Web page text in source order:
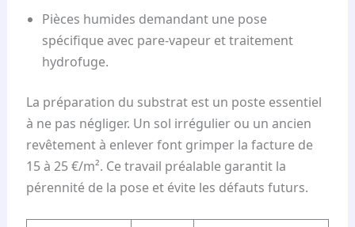
Pièces humides demandant une pose
spécifique avec pare-vapeur et traitement
hydrofuge.
La préparation du substrat est un poste essentiel
à ne pas négliger. Un sol irrégulier ou un ancien
revêtement à enlever font grimper la facture de
15 à 25 €/m². Ce travail préalable garantit la
pérennité de la pose et évite les défauts futurs.